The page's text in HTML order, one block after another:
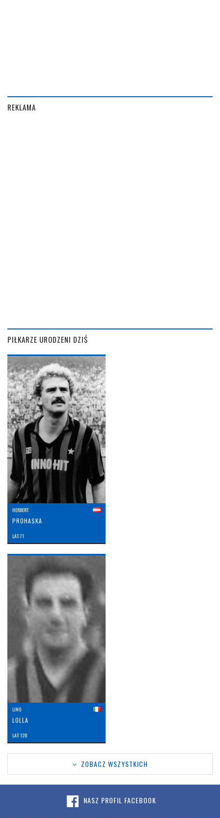
REKLAMA
PIŁKARZE URODZENI DZIŚ
HERBERT
PROHASKA
LAT: 71
LINO
LOLLA
LAT: 128
ZOBACZ WSZYSTKICH
NASZ PROFIL FACEBOOK